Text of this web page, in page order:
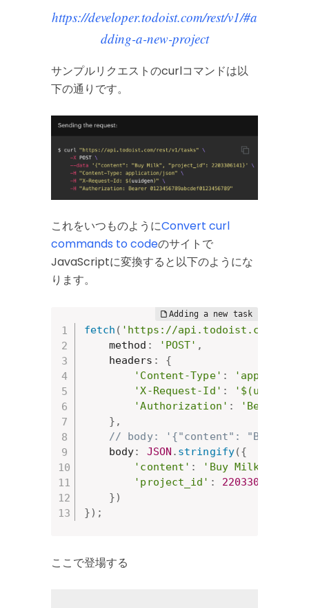
https://developer.todoist.com/rest/v1/#a
dding-a-new-project
サンプルリクエストのcurlコマンドは以
下の通りです。
これをいつものようにConvert curl
commands to codeのサイトで
JavaScriptに変換すると以下のようにな
ります。
fetch ( 'https://api.todoist.com/
    method
: 'POST' ,
    headers
:
{
'Content-Type' :
'X-Request-Id' :
'Authorization' :
'Bearer
} ,
// body: '{"content": "Buy
    body
: JSON . stringify({
'content' : 'Buy Milk'
'project_id' :
2203306141
})
}) ;
ここで登場する